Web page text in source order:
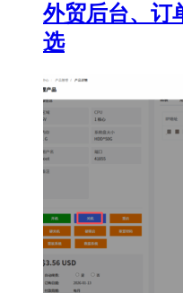
外贸后台、订
选